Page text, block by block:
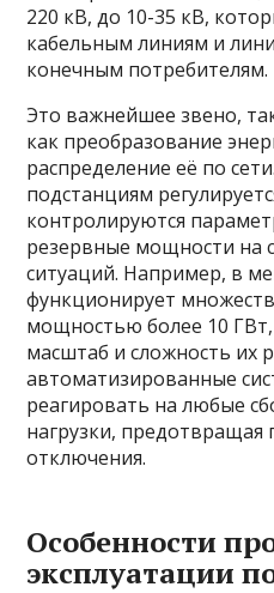
220 кВ, до 10-35 кВ,
кабельным линиям и
конечным потребителям.
Это важнейшее звено,
как преобразование
распределение её по
подстанциям
контролируются
резервные мощности на
ситуаций. Например, в
функционирует
мощностью более 10
масштаб и сложность их
автоматизированные
реагировать на любые
нагрузки,
отключения.
Особенности
эксплуатации